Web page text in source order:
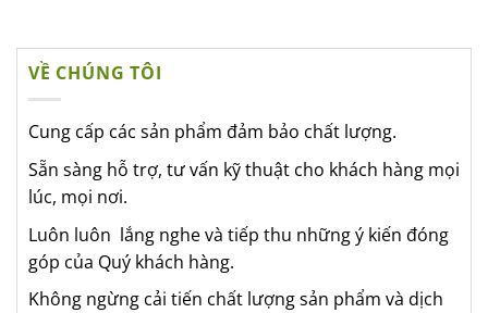
VỀ CHÚNG TÔI
Cung cấp các sản phẩm đảm bảo chất lượng.
Sẵn sàng hỗ trợ, tư vấn kỹ thuật cho khách hàng mọi
lúc, mọi nơi.
Luôn luôn lắng nghe và tiếp thu những ý kiến đóng
góp của Quý khách hàng.
Không ngừng cải tiến chất lượng sản phẩm và dịch